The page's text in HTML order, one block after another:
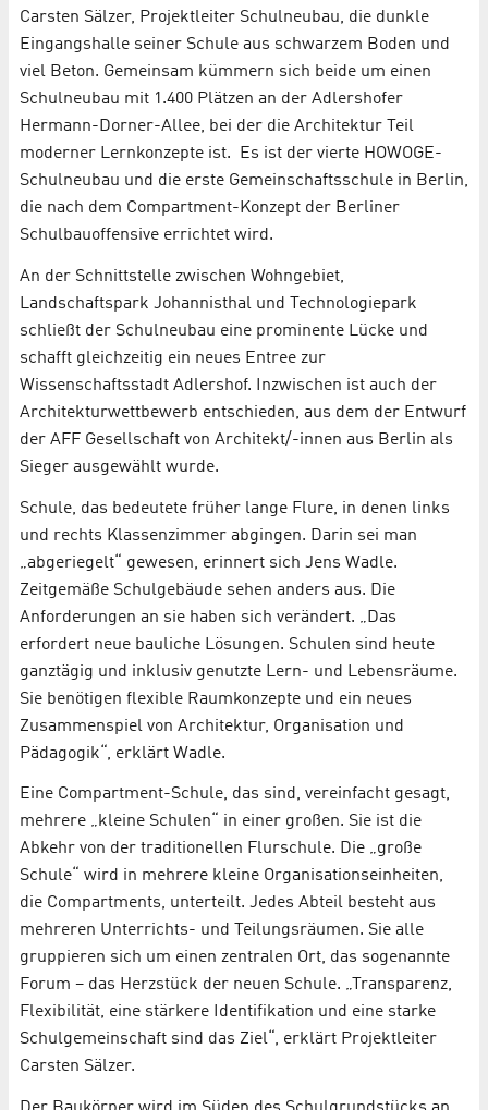
Carsten Sälzer, Projektleiter Schulneubau, die dunkle
Eingangshalle seiner Schule aus schwarzem Boden und
viel Beton. Gemeinsam kümmern sich beide um einen
Schulneubau mit 1.400 Plätzen an der Adlershofer
Hermann-Dorner-Allee, bei der die Architektur Teil
moderner Lernkonzepte ist. Es ist der vierte HOWOGE-
Schulneubau und die erste Gemeinschaftsschule in Berlin,
die nach dem Compartment-Konzept der Berliner
Schulbauoffensive errichtet wird.
An der Schnittstelle zwischen Wohngebiet,
Landschaftspark Johannisthal und Technologiepark
schließt der Schulneubau eine prominente Lücke und
schafft gleichzeitig ein neues Entree zur
Wissenschaftsstadt Adlershof. Inzwischen ist auch der
Architekturwettbewerb entschieden, aus dem der Entwurf
der AFF Gesellschaft von Architekt/-innen aus Berlin als
Sieger ausgewählt wurde.
Schule, das bedeutete früher lange Flure, in denen links
und rechts Klassenzimmer abgingen. Darin sei man
„abgeriegelt“ gewesen, erinnert sich Jens Wadle.
Zeitgemäße Schulgebäude sehen anders aus. Die
Anforderungen an sie haben sich verändert. „Das
erfordert neue bauliche Lösungen. Schulen sind heute
ganztägig und inklusiv genutzte Lern- und Lebensräume.
Sie benötigen flexible Raumkonzepte und ein neues
Zusammenspiel von Architektur, Organisation und
Pädagogik“, erklärt Wadle.
Eine Compartment-Schule, das sind, vereinfacht gesagt,
mehrere „kleine Schulen“ in einer großen. Sie ist die
Abkehr von der traditionellen Flurschule. Die „große
Schule“ wird in mehrere kleine Organisationseinheiten,
die Compartments, unterteilt. Jedes Abteil besteht aus
mehreren Unterrichts- und Teilungsräumen. Sie alle
gruppieren sich um einen zentralen Ort, das sogenannte
Forum – das Herzstück der neuen Schule. „Transparenz,
Flexibilität, eine stärkere Identifikation und eine starke
Schulgemeinschaft sind das Ziel“, erklärt Projektleiter
Carsten Sälzer.